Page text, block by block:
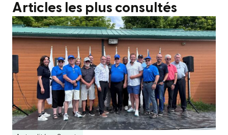
Articles les plus consultés